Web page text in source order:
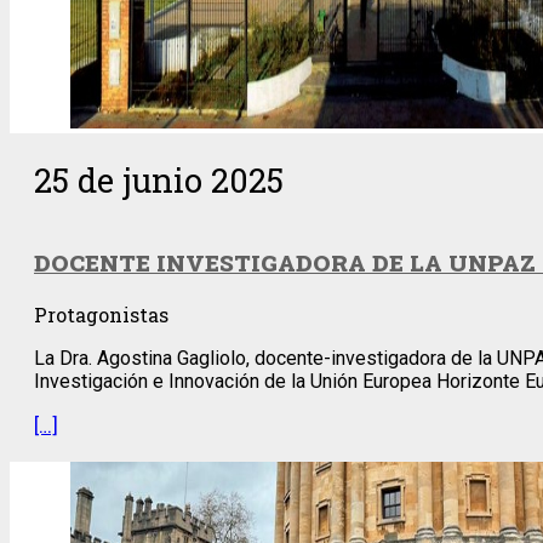
25 de junio 2025
DOCENTE INVESTIGADORA DE LA
Protagonistas
La Dra. Agostina Gagliolo, docente-investigadora de la
Investigación e Innovación de la Unión Europea Horizonte
[…]